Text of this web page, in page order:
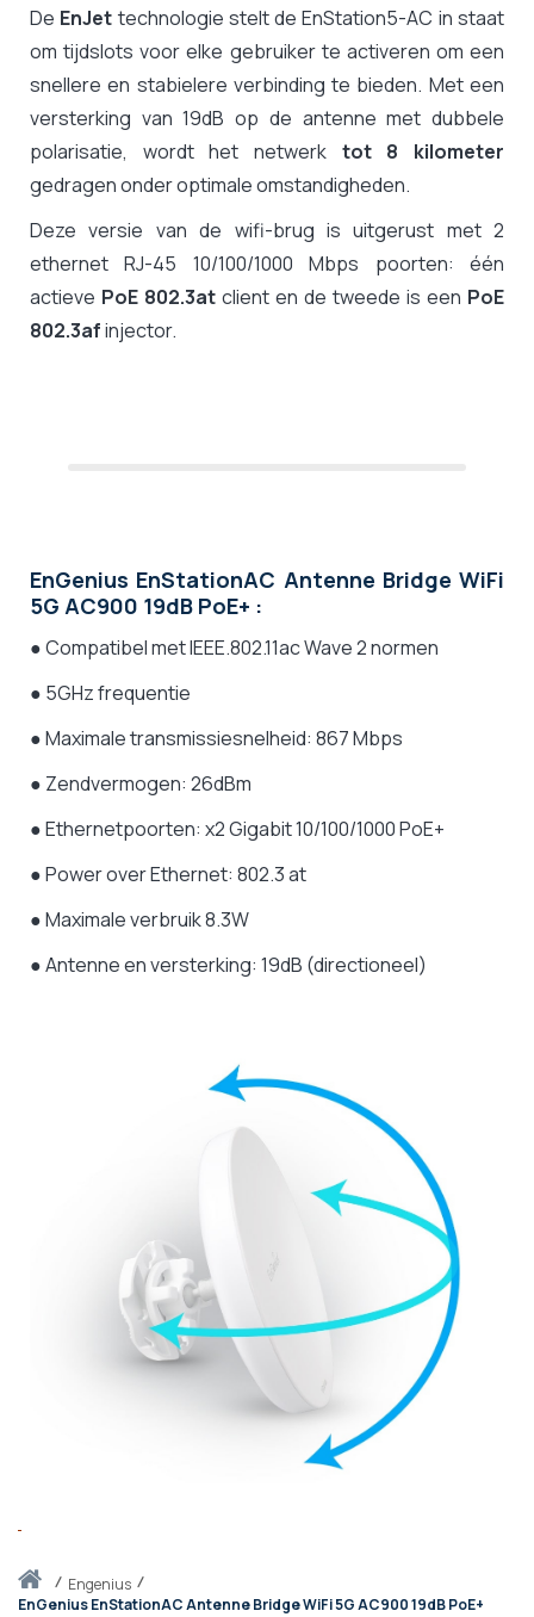
Thuisengenius
EnGenius EnStationAC Antenne Bridge WiFi 5G AC900 19dB PoE+
De EnJet technologie stelt de EnStation5-AC in staat
om tijdslots voor elke gebruiker te activeren om een
snellere en stabielere verbinding te bieden. Met een
versterking van 19dB op de antenne met dubbele
polarisatie, wordt het netwerk tot 8 kilometer
gedragen onder optimale omstandigheden.
Deze versie van de wifi-brug is uitgerust met 2
ethernet RJ-45 10/100/1000 Mbps poorten: één
actieve PoE 802.3at client en de tweede is een PoE
802.3afinjector.
EnGenius EnStationAC Antenne Bridge WiFi
5G AC900 19dB PoE+ :
● Compatibel met IEEE.802.11ac Wave 2 normen
● 5GHz frequentie
● Maximale transmissiesnelheid: 867 Mbps
● Zendvermogen: 26dBm
● Ethernetpoorten: x2 Gigabit 10/100/1000 PoE+
● Power over Ethernet: 802.3 at
● Maximale verbruik 8.3W
● Antenne en versterking: 19dB (directioneel)